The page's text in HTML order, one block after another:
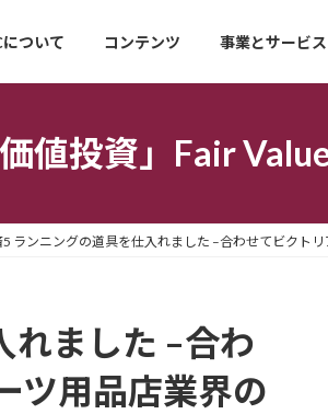
ついて コンテンツ 事業とサービス
値投資」Fair
ランニングの道具を仕入れました –合わせてビクト
れました –合わ
ツ用品店業界の